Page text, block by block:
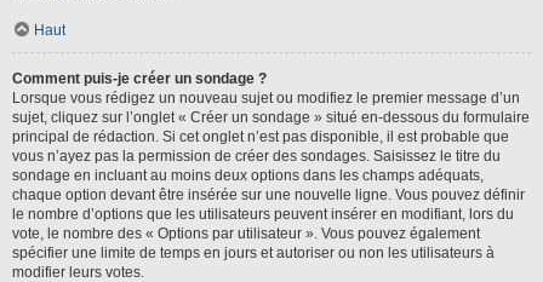
Haut
Comment puis-je créer un sondage ?
Lorsque vous rédigez un nouveau sujet ou modifiez le premier message d’un
sujet, cliquez sur l’onglet « Créer un sondage » situé en-dessous du formulaire
principal de rédaction. Si cet onglet n’est pas disponible, il est probable que
vous n’ayez pas la permission de créer des sondages. Saisissez le titre du
sondage en incluant au moins deux options dans les champs adéquats,
chaque option devant être insérée sur une nouvelle ligne. Vous pouvez définir
le nombre d’options que les utilisateurs peuvent insérer en modifiant, lors du
vote, le nombre des « Options par utilisateur ». Vous pouvez également
spécifier une limite de temps en jours et autoriser ou non les utilisateurs à
modifier leurs votes.